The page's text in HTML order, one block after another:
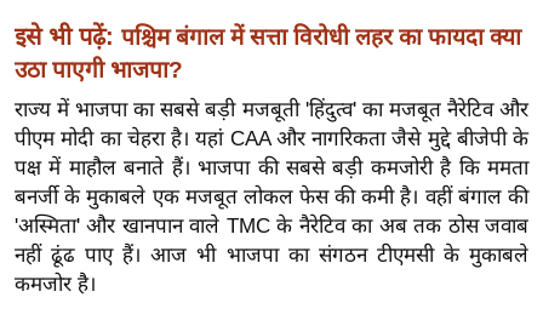
त
यं
ग
इं
डि
या
सा
हि
इसे भी पढ़ें: पश्चिम बंगाल में सत्ता विरोधी लहर का फायदा क्या
उठा पाएगी भाजपा?
राज्य में भाजपा का सबसे बड़ी मजबूती 'हिंदुत्व' का मजबूत नैरेटिव और
पीएम मोदी का चेहरा है। यहां CAA और नागरिकता जैसे मुद्दे बीजेपी के
पक्ष में माहौल बनाते हैं। भाजपा की सबसे बड़ी कमजोरी है कि ममता
बनर्जी के मुकाबले एक मजबूत लोकल फेस की कमी है। वहीं बंगाल की
'अस्मिता' और खानपान वाले TMC के नैरेटिव का अब तक ठोस जवाब
नहीं ढूंढ पाए हैं। आज भी भाजपा का संगठन टीएमसी के मुकाबले
कमजोर है।